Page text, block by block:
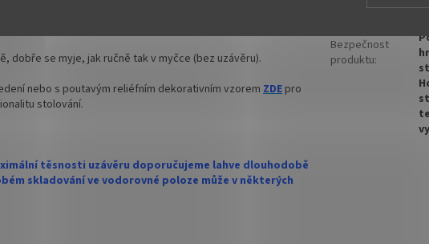
použitelná nejen pro uchování čerstvě nabrané pramenité
dobře se myje, jak ručně tak v myčce (bez uzávěru).
nebo s poutavým reliéfním dekorativním vzorem ZDE pro
stolování.
těsnosti uzávěru doporučujeme lahve dlouhodobě
skladování ve vodorovné poloze může v některých
Bezpečnost
produktu: